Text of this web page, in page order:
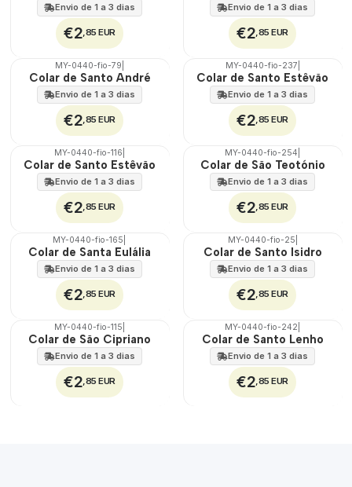
Envio de 1 a 3 dias
€2,85 EUR
Envio de 1 a 3 dias
€2,85 EUR
🇵🇹
100%
MY-0440-fio-79
Colar de Santo André
Envio de 1 a 3 dias
€2,85 EUR
🇵🇹
100%
MY-0440-fio-237
Colar de Santo Estêvão
Envio de 1 a 3 dias
€2,85 EUR
🇵🇹
100%
MY-0440-fio-116
Colar de Santo Estêvão
Envio de 1 a 3 dias
€2,85 EUR
🇵🇹
100%
MY-0440-fio-254
Colar de São Teotónio
Envio de 1 a 3 dias
€2,85 EUR
🇵🇹
100%
MY-0440-fio-165
Colar de Santa Eulália
Envio de 1 a 3 dias
€2,85 EUR
🇵🇹
100%
MY-0440-fio-25
Colar de Santo Isidro
Envio de 1 a 3 dias
€2,85 EUR
🇵🇹
100%
MY-0440-fio-115
Colar de São Cipriano
Envio de 1 a 3 dias
€2,85 EUR
🇵🇹
100%
MY-0440-fio-242
Colar de Santo Lenho
Envio de 1 a 3 dias
€2,85 EUR